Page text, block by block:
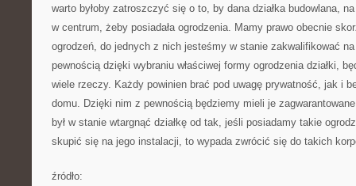
warto byłoby zatroszczyć się o to, by dana działka budowlana,
w centrum, żeby posiadała ogrodzenia. Mamy prawo obecnie
ogrodzeń, do jednych z nich jesteśmy w stanie zakwalifikować
pewnością dzięki wybraniu właściwej formy ogrodzenia działki,
wiele rzeczy. Każdy powinien brać pod uwagę prywatność, jak i
domu. Dzięki nim z pewnością będziemy mieli je
był w stanie wtargnąć działkę od tak, jeśli posiadamy takie
skupić się na jego instalacji, to wypada zwrócić się do takich
źródło: